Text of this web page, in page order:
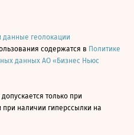
данные геолокации
содержатся в Политике
данных АО «Бизнес Ньюс
только при
при наличии гиперссылки на